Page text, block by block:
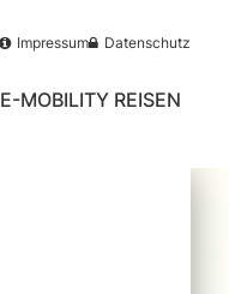
Impressum Datenschutz
E-MOBILITY REISEN